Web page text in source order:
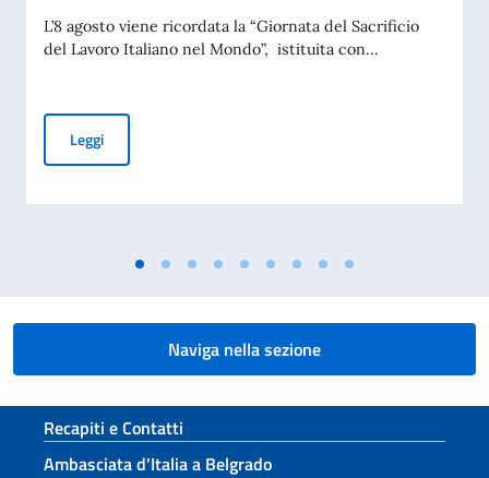
L’8 agosto viene ricordata la “Giornata del Sacrificio
del Lavoro Italiano nel Mondo”, istituita con...
LeggiCOMMEMORAZIONE DEL 70. ANNIVERSARIO DEL
Naviga nella sezione
Sezione footer
Recapiti e Contatti
Ambasciata d’Italia a Belgrado